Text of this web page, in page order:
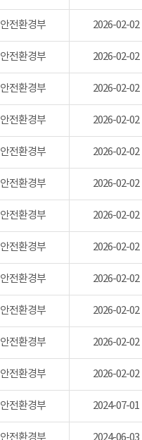
안전환경부 2026-02-02
안전환경부 2026-02-02
안전환경부 2026-02-02
안전환경부 2026-02-02
안전환경부 2026-02-02
안전환경부 2026-02-02
안전환경부 2026-02-02
안전환경부 2026-02-02
안전환경부 2026-02-02
안전환경부 2026-02-02
안전환경부 2026-02-02
안전환경부 2026-02-02
안전환경부 2024-07-01
안전환경부 2024-06-03